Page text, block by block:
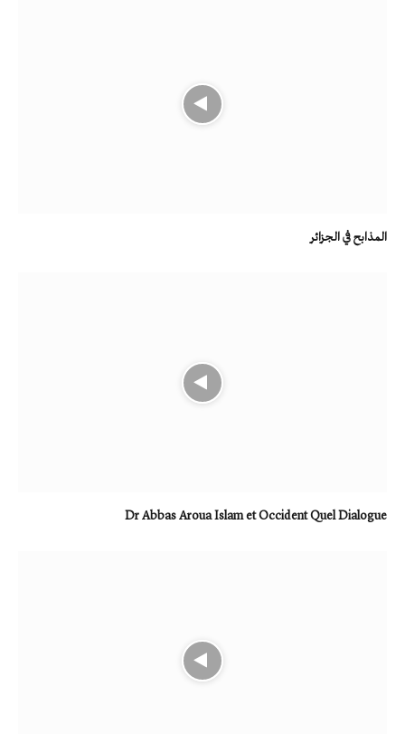
المذابح في الجزائر
Dr Abbas Aroua Islam et Occident Quel Dialogue